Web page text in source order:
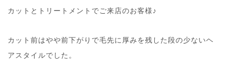
カットとトリートメントでご来店のお客様♪
カット前はやや前下がりで毛先に厚みを残した段の少ないヘ
アスタイルでした。